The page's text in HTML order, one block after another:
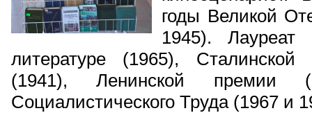
годы Великой
1945). Лауреат
литературе (1965),
(1941), Ленинской премии
Социалистического Труда (1967 и